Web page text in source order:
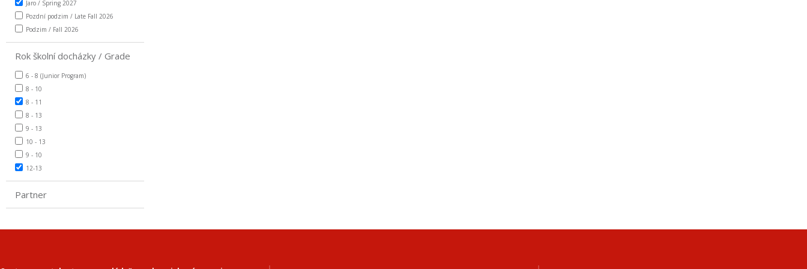
Jaro / Spring 2027
Pozdní podzim / Late Fall 2026
Podzim / Fall 2026
Rok školní docházky / Grade
6 - 8 (Junior Program)
8 - 10
8 - 11
8 - 13
9 - 13
10 - 13
9 - 10
12-13
Partner